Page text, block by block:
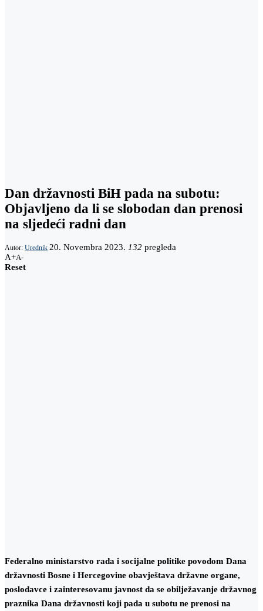
Dan državnosti BiH pada na subotu:
Objavljeno da li se slobodan dan prenosi
na sljedeći radni dan
Autor: Urednik 20. Novembra 2023. 132 pregleda
A+A-
Reset
Federalno ministarstvo rada i socijalne politike povodom Dana
državnosti Bosne i Hercegovine obavještava državne organe,
poslodavce i zainteresovanu javnost da se obilježavanje državnog
praznika Dana državnosti koji pada u subotu ne prenosi na